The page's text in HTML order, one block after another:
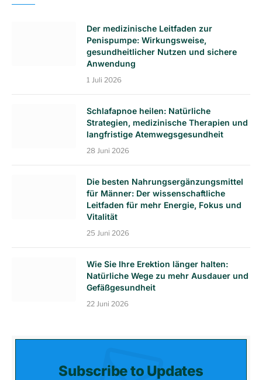
Der medizinische Leitfaden zur
Penispumpe: Wirkungsweise,
gesundheitlicher Nutzen und sichere
Anwendung
1 Juli 2026
Schlafapnoe heilen: Natürliche
Strategien, medizinische Therapien und
langfristige Atemwegsgesundheit
28 Juni 2026
Die besten Nahrungsergänzungsmittel
für Männer: Der wissenschaftliche
Leitfaden für mehr Energie, Fokus und
Vitalität
25 Juni 2026
Wie Sie Ihre Erektion länger halten:
Natürliche Wege zu mehr Ausdauer und
Gefäßgesundheit
22 Juni 2026
Subscribe to Updates